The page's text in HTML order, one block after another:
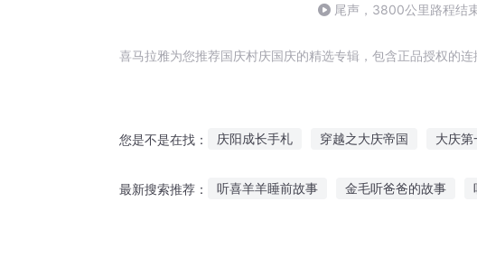
尾声，3800公里路程结
喜马拉雅为您推荐国庆村庆国庆的精选专辑，包含正品授权的
您是不是在找： 庆阳成长手札 穿越之大庆帝国 大庆第
最新搜索推荐： 听喜羊羊睡前故事 金毛听爸爸的故事